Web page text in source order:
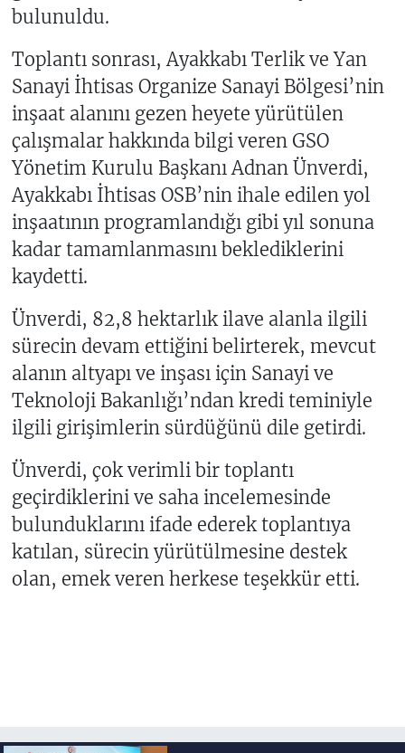
bulunuldu.
Toplantı sonrası, Ayakkabı Terlik ve Yan
Sanayi İhtisas Organize Sanayi Bölgesi’nin
inşaat alanını gezen heyete yürütülen
çalışmalar hakkında bilgi veren GSO
Yönetim Kurulu Başkanı Adnan Ünverdi,
Ayakkabı İhtisas OSB’nin ihale edilen yol
inşaatının programlandığı gibi yıl sonuna
kadar tamamlanmasını beklediklerini
kaydetti.
Ünverdi, 82,8 hektarlık ilave alanla ilgili
sürecin devam ettiğini belirterek, mevcut
alanın altyapı ve inşası için Sanayi ve
Teknoloji Bakanlığı’ndan kredi teminiyle
ilgili girişimlerin sürdüğünü dile getirdi.
Ünverdi, çok verimli bir toplantı
geçirdiklerini ve saha incelemesinde
bulunduklarını ifade ederek toplantıya
katılan, sürecin yürütülmesine destek
olan, emek veren herkese teşekkür etti.